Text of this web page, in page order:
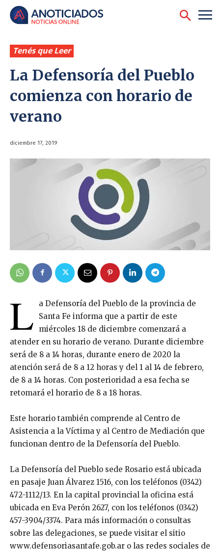
Tenés que Leer
La Defensoría del Pueblo
comienza con horario de
verano
diciembre 17, 2019
L
a Defensoría del Pueblo de la provincia de
Santa Fe informa que a partir de este
miércoles 18 de diciembre comenzará a
atender en su horario de verano. Durante diciembre
será de 8 a 14 horas, durante enero de 2020 la
atención será de 8 a 12 horas y del 1 al 14 de febrero,
de 8 a 14 horas. Con posterioridad a esa fecha se
retomará el horario de 8 a 18 horas.
Este horario también comprende al Centro de
Asistencia a la Víctima y al Centro de Mediación que
funcionan dentro de la Defensoría del Pueblo.
La Defensoría del Pueblo sede Rosario está ubicada
en pasaje Juan Álvarez 1516, con los teléfonos (0342)
472-1112/13. En la capital provincial la oficina está
ubicada en Eva Perón 2627, con los teléfonos (0342)
457-3904/3374. Para más información o consultas
sobre las delegaciones, se puede visitar el sitio
www.defensoriasantafe.gob.ar o las redes sociales de